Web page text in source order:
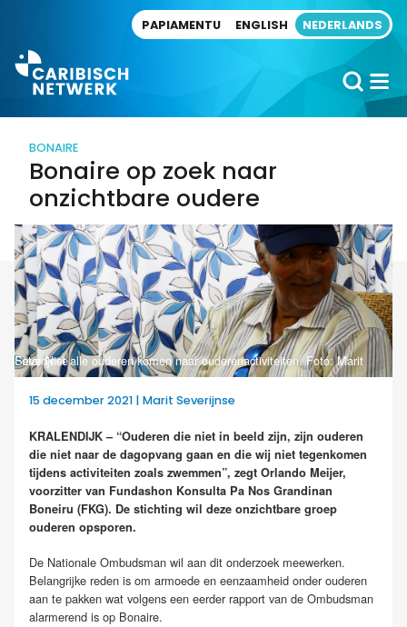
PAPIAMENTU ENGLISH NEDERLANDS
BONAIRE
Bonaire op zoek naar
onzichtbare oudere
Foto: Niet alle ouderen komen naar ouderenactiviteiten. Foto: Marit Severijnse
15 december 2021 | Marit Severijnse
KRALENDIJK – “Ouderen die niet in beeld zijn, zijn ouderen
die niet naar de dagopvang gaan en die wij niet tegenkomen
tijdens activiteiten zoals zwemmen”, zegt Orlando Meijer,
voorzitter van Fundashon Konsulta Pa Nos Grandinan
Boneiru (FKG). De stichting wil deze onzichtbare groep
ouderen opsporen.
De Nationale Ombudsman wil aan dit onderzoek meewerken.
Belangrijke reden is om armoede en eenzaamheid onder ouderen
aan te pakken wat volgens een eerder rapport van de Ombudsman
alarmerend is op Bonaire.